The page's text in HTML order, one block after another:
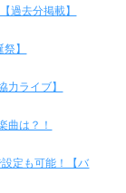
過去分掲載】
】
力ライブ】
曲は？！
定も可能！【バ